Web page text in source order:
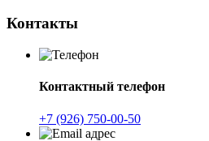
Контакты
Контактный телефон
+7 (926) 750-00-50